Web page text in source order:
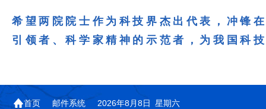
希望两院院士作为科技界杰出代表，冲锋
引领者、科学家精神的示范者，为我国科
首页 邮件系统 2026年8月8日 星期六